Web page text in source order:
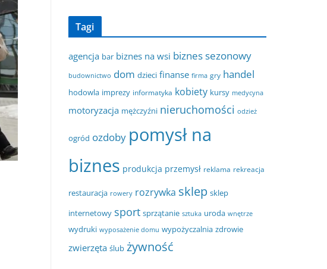
Tagi
agencja bar biznes na wsi biznes sezonowy
budownictwo dom dzieci finanse firma gry handel
hodowla imprezy informatyka kobiety kursy medycyna
motoryzacja mężczyźni nieruchomości odzież
ogród ozdoby pomysł na
biznes produkcja przemysł reklama rekreacja
restauracja rowery rozrywka sklep sklep
internetowy sport sprzątanie sztuka uroda wnętrze
wydruki wyposażenie domu wypożyczalnia zdrowie
zwierzęta ślub żywność